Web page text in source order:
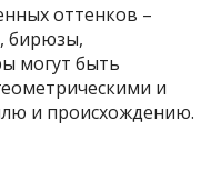
оттенков –
бирюзы,
могут быть
и
и происхождению.